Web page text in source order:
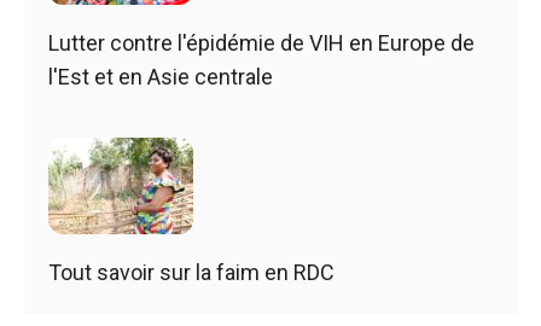
Lutter contre l'épidémie de VIH en Europe de
l'Est et en Asie centrale
Tout savoir sur la faim en RDC